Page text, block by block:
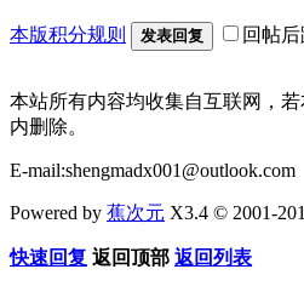
本版积分规则 发表回复 回帖
本站所有内容均收集自互联网，
内删除。
E-mail:shengmadx001@outlook.com
Powered by 蕉次元 X3.4 © 2001-
快速回复 返回顶部 返回列表